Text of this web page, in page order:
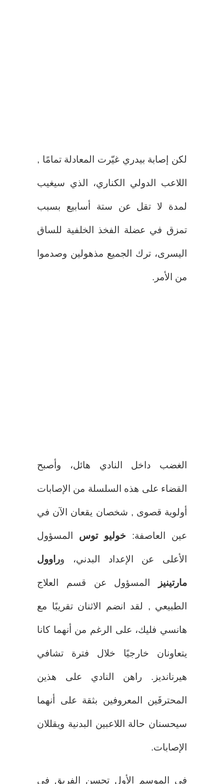
لكن إصابة بيدري غيّرت المعادلة تمامًا ,
اللاعب الدولي الكناري، الذي سيغيب
لمدة لا تقل عن ستة أسابيع بسبب
تمزق في عضلة الفخذ الخلفية للساق
اليسرى، ترك الجميع مذهولين وصدموا
من الأمر.
الغضب داخل النادي هائل، وأصبح
القضاء على هذه السلسلة من الإصابات
أولوية قصوى , شخصان يقعان الآن في
عين العاصفة: خوليو توس المسؤول
الأعلى عن الإعداد البدني، وراوول
مارتينيز المسؤول عن قسم العلاج
الطبيعي , لقد انضم الاثنان تقريبًا مع
هانسي فليك، على الرغم من أنهما كانا
يتعاونان خارجيًا خلال فترة تشافي
هيرنانديز. راهن النادي على هذين
المحترفَين المعروفين بثقة على أنهما
سيحسنان حالة اللاعبين البدنية ويقللان
الإصابات.
في الموسم الأول تحسن الفريق في